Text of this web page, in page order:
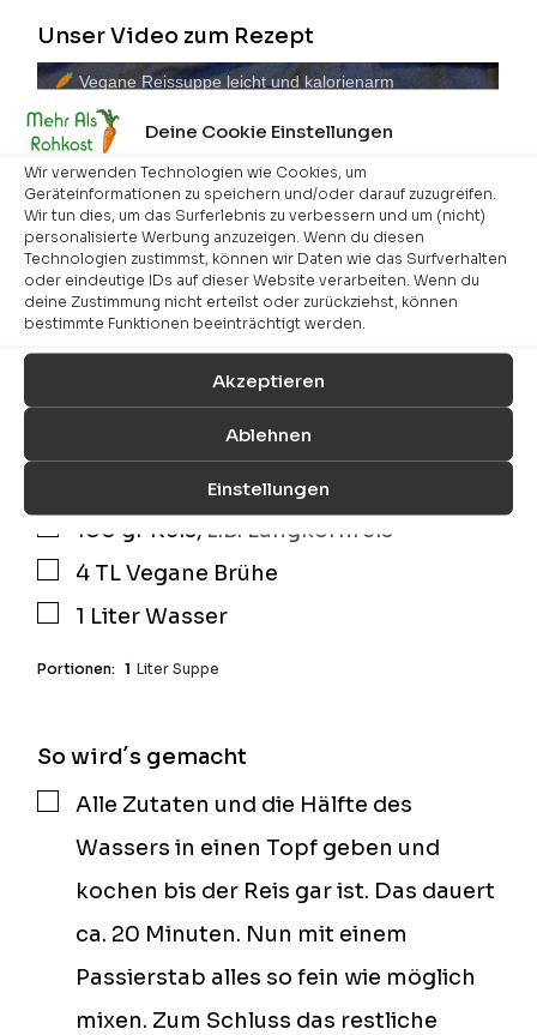
Deine Cookie Einstellungen
Wir verwenden Technologien wie Cookies, um
Geräteinformationen zu speichern und/oder darauf zuzugreifen.
Wir tun dies, um das Surferlebnis zu verbessern und um (nicht)
personalisierte Werbung anzuzeigen. Wenn du diesen
Technologien zustimmst, können wir Daten wie das Surfverhalten
oder eindeutige IDs auf dieser Website verarbeiten. Wenn du
deine Zustimmung nicht erteilst oder zurückziehst, können
bestimmte Funktionen beeinträchtigt werden.
Akzeptieren
Ablehnen
Einstellungen
Unser Video zum Rezept
Vegane Reissuppe leicht und kalorienarm
Die Im Video verwendete Musik ist von Kevin Mac
the River Lizenz: Royalty free music Website:
100 gr Reis, z.B. Langkornreis
▢
4 TL Vegane Brühe
▢
1 Liter Wasser
Portionen: 1 Liter Suppe
So wird´s gemacht
▢
Alle Zutaten und die Hälfte des
Wassers in einen Topf geben und
kochen bis der Reis gar ist. Das dauert
ca. 20 Minuten. Nun mit einem
Passierstab alles so fein wie möglich
mixen. Zum Schluss das restliche